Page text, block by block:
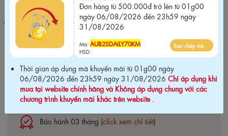
Thời gian áp dụng mã khuyến mãi từ 01g00 ngày 06/08/2026
đến 23h59 ngày 31/08/2026Chỉ áp dụng khi mua tại website
chính hãng và Không áp dụng chung với các chương trình khuyến
mãi khác trên website.
Cam kết chính hãng Biti's100%
Bảo hành 03 tháng (click xem chi tiết)
Đơn hàng từ 500.000đ trở lên từ 01g00
ngày 06/08/2026 đến 23h59 ngày
31/08/2026
Mã: AUB2SDAILY70KM
HSD:
Sao chép mã
Thời gian áp dụng mã khuyến mãi từ 01g00 ngày
06/08/2026 đến 23h59 ngày 31/08/2026 Chỉ áp dụng khi
mua tại website chính hãng và Không áp dụng chung với các
chương trình khuyến mãi khác trên website